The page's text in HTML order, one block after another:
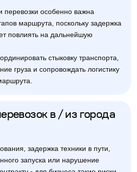
перевозки особенно важна
маршрута, поскольку задержка
повлиять на дальнейшую
стыковку транспорта,
груза и сопровождать логистику
в / из города
задержка техники в пути,
запуска или нарушение